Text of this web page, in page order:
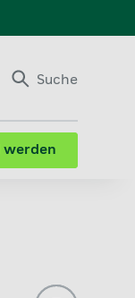
Suche
werden